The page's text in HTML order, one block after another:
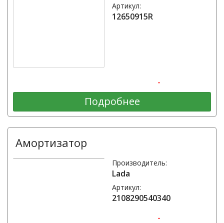
Артикул:
12650915R
-
Подробнее
Амортизатор
Производитель:
Lada
Артикул:
2108290540340
-